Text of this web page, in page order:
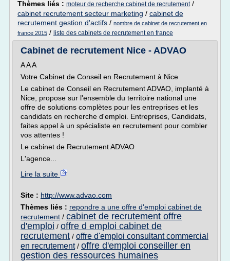
Thèmes liés : moteur de recherche cabinet de recrutement/
cabinet recrutement secteur marketing / cabinet de
recrutement gestion d'actifs / nombre de cabinet de recrutement en
france 2015 / liste des cabinets de recrutement en france
Cabinet de recrutement Nice - ADVAO
A A A
Votre Cabinet de Conseil en Recrutement à Nice
Le cabinet de Conseil en Recrutement ADVAO, implanté à
Nice, propose sur l'ensemble du territoire national une
offre de solutions complètes pour les entreprises et les
candidats en recherche d'emploi. Entreprises, Candidats,
faites appel à un spécialiste en recrutement pour combler
vos attentes !
Le cabinet de Recrutement ADVAO
L'agence...
Lire la suite
Site : http://www.advao.com
Thèmes liés : repondre a une offre d'emploi cabinet de
recrutement / cabinet de recrutement offre
d'emploi / offre d emploi cabinet de
recrutement / offre d'emploi consultant commercial
en recrutement/ offre d'emploi conseiller en
gestion des ressources humaines